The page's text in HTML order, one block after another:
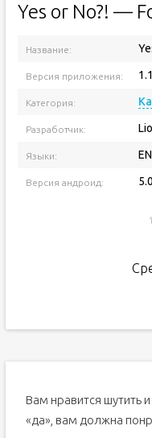
Yes or No?! —
Название:
Версия приложения:
Категория:
Разработчик:
Языки: EN
Версия андроид:
Вам нравится шутить
«да», вам должна